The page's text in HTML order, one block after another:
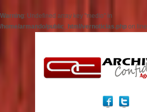
Warning: Undefined array key "medio" in
/home/armando/public_html/vernoticias.php on line